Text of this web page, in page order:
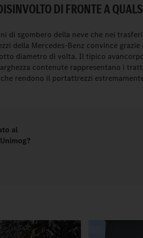
DI FRONTE A
di sgombero della neve che nei
della Mercedes-Benz convince
diametro di volta. Il tipico
contenute rappresentano i
rendono il portattrezzi
al